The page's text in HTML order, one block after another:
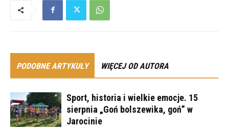
PODOBNE ARTYKUŁY WIĘCEJ OD AUTORA
Sport, historia i wielkie emocje. 15
sierpnia „Goń bolszewika, goń” w
Jarocinie